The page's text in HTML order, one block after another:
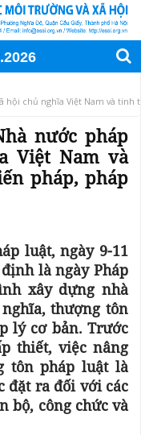
.2026
hội chủ nghĩa Việt Nam và
nước pháp
Việt Nam và
pháp, pháp
luật, ngày 9-11
là ngày Pháp
xây dựng nhà
thượng tôn
lý cơ bản. Trước
thiết, việc nâng
tôn pháp luật là
đặt ra đối với các
bộ, công chức và